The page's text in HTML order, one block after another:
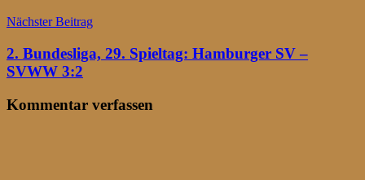
Nächster Beitrag
2. Bundesliga, 29. Spieltag: Hamburger SV –
SVWW 3:2
Kommentar verfassen